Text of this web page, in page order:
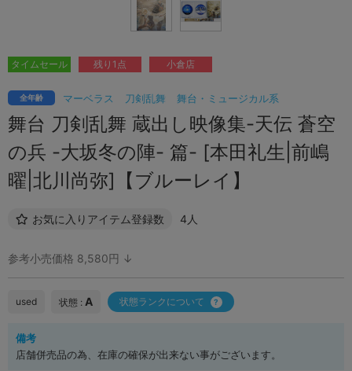
マーベラス 刀剣乱舞 舞台・ミュージカル系
全年齢
舞台 刀剣乱舞 蔵出し映像集-天伝 蒼空
の兵 -大坂冬の陣- 篇- [本田礼生|前嶋
曜|北川尚弥]【ブルーレイ】
お気に入りアイテム登録数 4人
タイムセール 残り1点 小倉店
参考小売価格 8,580円 ↓
used 状態 : A 状態ランクについて
備考
店舗併売品の為、在庫の確保が出来ない事がございます。